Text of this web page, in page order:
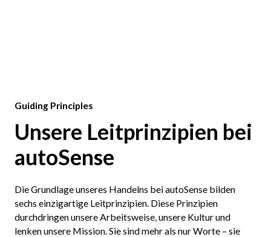
Guiding Principles
Unsere Leitprinzipien bei
autoSense
Die Grundlage unseres Handelns bei autoSense bilden
sechs einzigartige Leitprinzipien. Diese Prinzipien
durchdringen unsere Arbeitsweise, unsere Kultur und
lenken unsere Mission. Sie sind mehr als nur Worte – sie